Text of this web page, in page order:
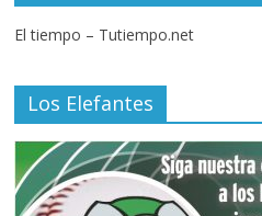
El tiempo – Tutiempo.net
Los Elefantes